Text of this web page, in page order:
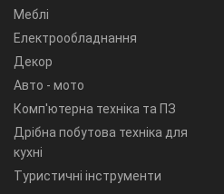
Меблі
Електрообладнання
Декор
Авто - мото
Комп'ютерна техніка та ПЗ
Дрібна побутова техніка для
кухні
Туристичні інструменти